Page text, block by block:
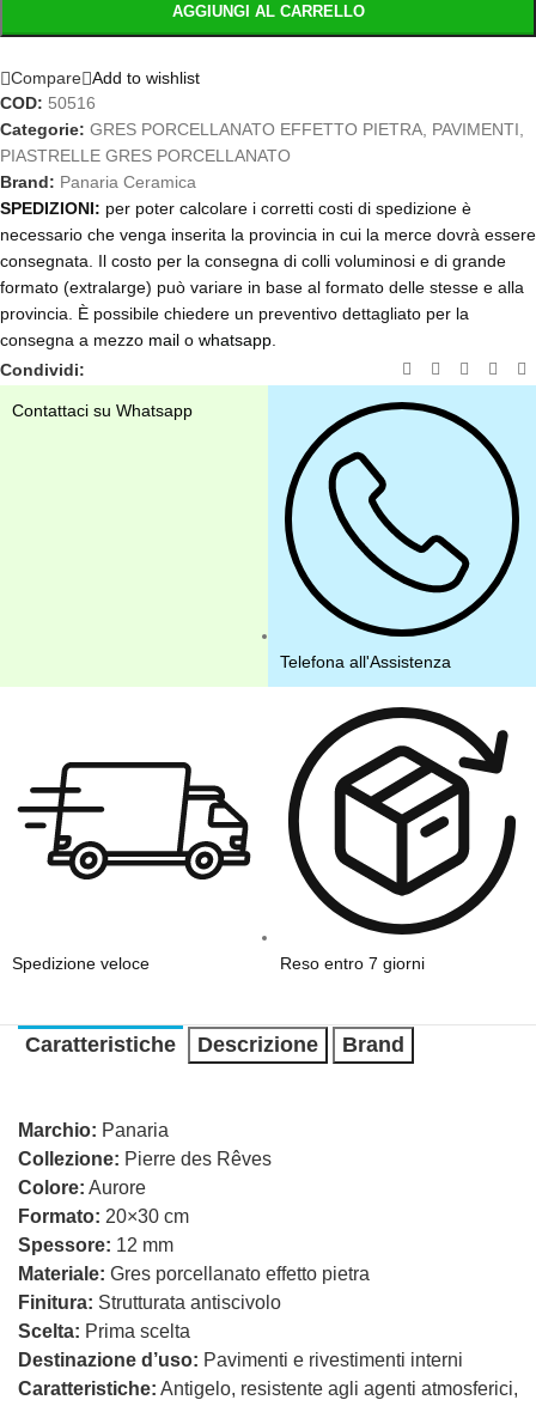
AGGIUNGI AL CARRELLO
Compare Add to wishlist
COD: 50516
Categorie: GRES PORCELLANATO EFFETTO PIETRA PAVIMENTI
PIASTRELLE GRES PORCELLANATO
Brand: Panaria Ceramica
SPEDIZIONI: per poter calcolare i corretti costi di spedizione è
necessario che venga inserita la provincia in cui la merce dovrà essere
consegnata. Il costo per la consegna di colli voluminosi e di grande
formato (extralarge) può variare in base al formato delle stesse e alla
provincia. È possibile chiedere un preventivo dettagliato per la
consegna a mezzo mail o whatsapp
Condividi:
Contattaci su Whatsapp
Telefona all'Assistenza
Spedizione veloce Reso entro 7 giorni
Caratteristiche Descrizione Brand
Marchio: Panaria
Collezione: Pierre des Rêves
Colore: Aurore
Formato: 20×30 cm
Spessore: 12 mm
Materiale: Gres porcellanato effetto pietra
Finitura: Strutturata antiscivolo
Scelta: Prima scelta
Destinazione d’uso: Pavimenti e rivestimenti interni
Caratteristiche: Antigelo, resistente agli agenti atmosferici,